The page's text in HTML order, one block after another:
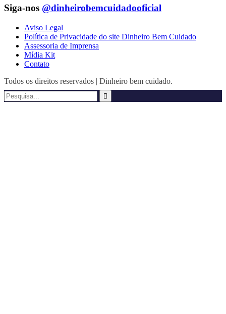
Siga-nos @dinheirobemcuidadooficial
Aviso Legal
Política de Privacidade do site Dinheiro Bem Cuidado
Assessoria de Imprensa
Mídia Kit
Contato
Todos os direitos reservados | Dinheiro bem cuidado.